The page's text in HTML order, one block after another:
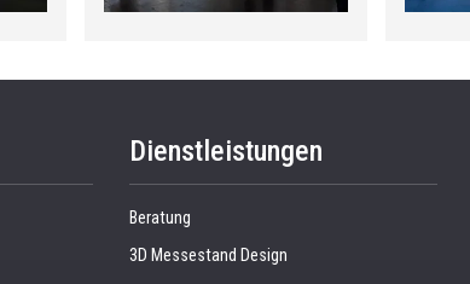
Dienstleistungen
Beratung
3D Messestand Design